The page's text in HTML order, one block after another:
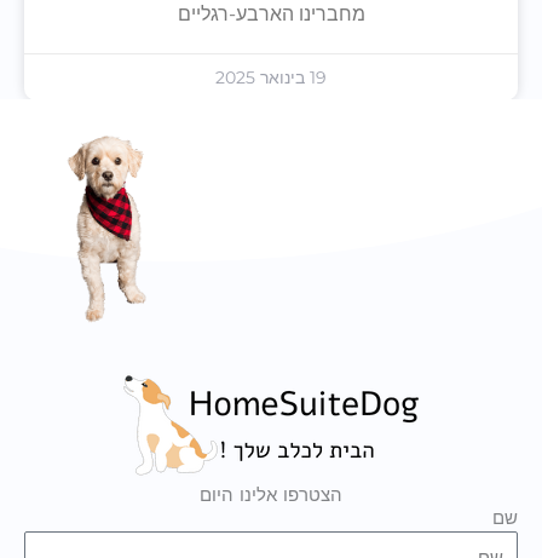
מחברינו הארבע-רגליים
19 בינואר 2025
הצטרפו אלינו היום
שם